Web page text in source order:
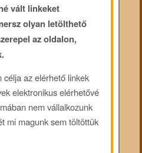
vált linkeket
olyan letölthető
az oldalon,
célja az elérhető linkek
elektronikus elérhetővé
nem vállalkozunk
mi magunk sem töltöttük